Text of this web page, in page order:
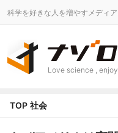
科学を好きな人を増やすメディア
Love science ,
TOP 社会